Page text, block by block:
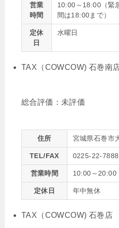
営業
時間
10:00～18:00（緊
間は18:00まで）
定休
日
水曜日
TAX（COWCOW) 石巻南
総合評価： 未評価
住所 宮城県石巻市
TEL/FAX 0225-22-
営業時間 10:00～20:00
定休日 年中無休
TAX（COWCOW) 石巻店